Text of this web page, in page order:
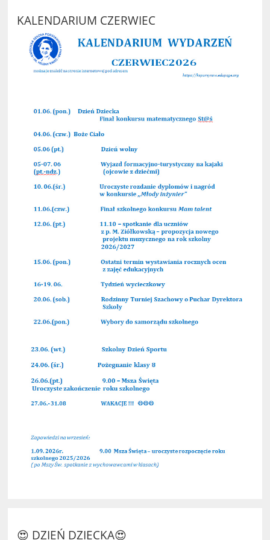
KALENDARIUM CZERWIEC
😍 DZIEŃ DZIECKA😍